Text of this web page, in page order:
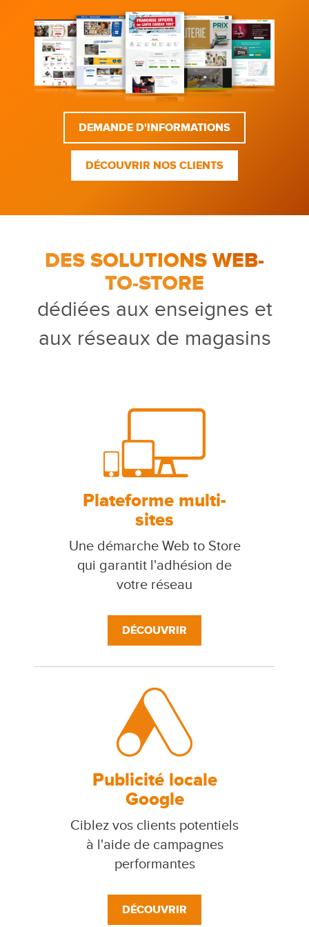
DEMANDE D'INFORMATIONS
DÉCOUVRIR NOS CLIENTS
DES SOLUTIONS WEB-
TO-STORE
dédiées aux enseignes et
aux réseaux de magasins
Plateforme multi-
sites
Une démarche Web to Store
qui garantit l'adhésion de
votre réseau
DÉCOUVRIR
Publicité locale
Google
Ciblez vos clients potentiels
à l'aide de campagnes
performantes
DÉCOUVRIR